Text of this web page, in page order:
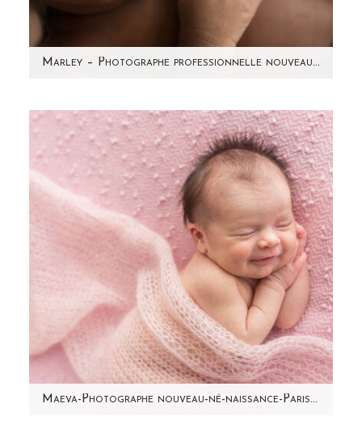
Marley – Photographe professionnelle nouveau-né Paris – Aline Deguy
mélange de deux cultures: l'Afrique et les
Antilles. Déjà si…
Maeva-Photographe nouveau-né-naissance-Paris- Aline Deguy